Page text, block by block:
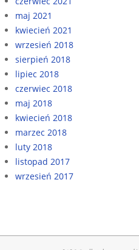
maj 2021
kwiecień 2021
wrzesień 2018
sierpień 2018
lipiec 2018
czerwiec 2018
maj 2018
kwiecień 2018
marzec 2018
luty 2018
listopad 2017
wrzesień 2017